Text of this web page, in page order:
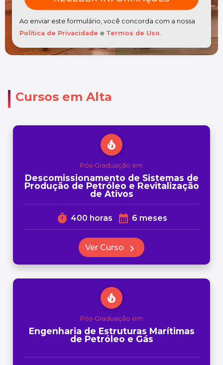
Ao enviar este formulário, você concorda com a nossa
Política de Privacidade e Termos de Uso.
Cursos em Alta
local_fire_department
Pós-Graduação em
Descomissionamento de Sistemas de
Produção de Petróleo e Revitalização
de Ativos
timer 400 horas calendar_month 6 meses
Ver Curso chevron_right
local_fire_department
Pós-Graduação em
Engenharia de Estruturas Marítimas
de Petróleo e Gás